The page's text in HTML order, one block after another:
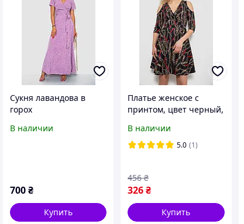
Сукня лавандова в
горох
В наличии
700₴
Купить
Платье женское с
принтом, цвет черный,
В наличии
5.0 (1)
326₴
456 ₴
Купить